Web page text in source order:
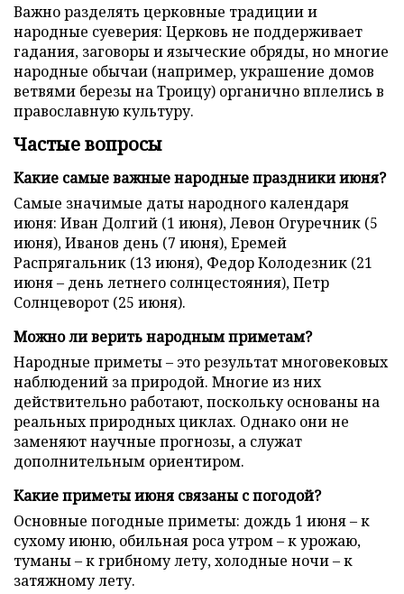
Важно разделять церковные традиции и
народные суеверия: Церковь не поддерживает
гадания, заговоры и языческие обряды, но многие
народные обычаи (например, украшение домов
ветвями березы на Троицу) органично вплелись в
православную культуру.
Частые вопросы
Какие самые важные народные праздники июня?
Самые значимые даты народного календаря
июня: Иван Долгий (1 июня), Левон Огуречник (5
июня), Иванов день (7 июня), Еремей
Распрягальник (13 июня), Федор Колодезник (21
июня – день летнего солнцестояния), Петр
Солнцеворот (25 июня).
Можно ли верить народным приметам?
Народные приметы – это результат многовековых
наблюдений за природой. Многие из них
действительно работают, поскольку основаны на
реальных природных циклах. Однако они не
заменяют научные прогнозы, а служат
дополнительным ориентиром.
Какие приметы июня связаны с погодой?
Основные погодные приметы: дождь 1 июня – к
сухому июню, обильная роса утром – к урожаю,
туманы – к грибному лету, холодные ночи – к
затяжному лету.